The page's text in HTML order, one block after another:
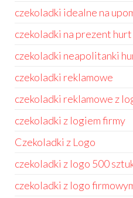
czekoladki idealne na
czekoladki na prezent hurt
czekoladki neapolitanki
czekoladki reklamowe
czekoladki reklamowe z
czekoladki z logiem firmy
Czekoladki z Logo
czekoladki z logo 500
czekoladki z logo